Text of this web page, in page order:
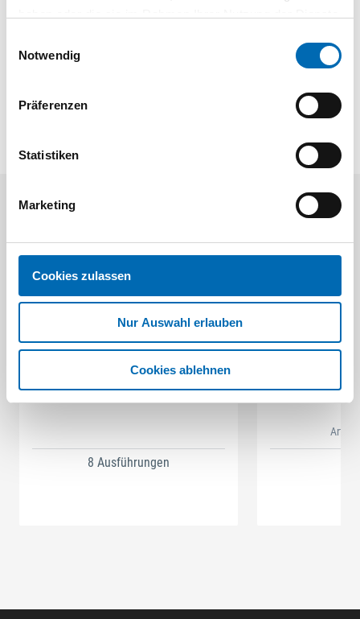
Notwendig
Präferenzen
Statistiken
Marketing
Cookies zulassen
Nur Auswahl erlauben
Cookies ablehnen
gewaltsames Öffnen bei der Zollabfertigung.
Aktuelle Angebote
Festool
8 Ausführungen
Bit-